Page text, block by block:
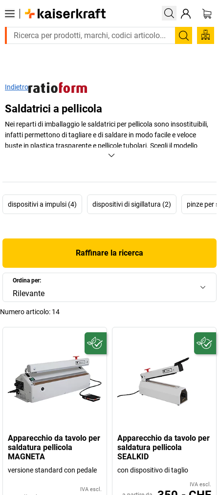
Trova
Indietro
Saldatrici a pellicola
Nei reparti di imballaggio le saldatrici per pellicola sono insostituibili,
infatti permettono di tagliare e di saldare in modo facile e veloce
buste in plastica trasparente e pellicole tubolari. Scegli il modello
dispositivi a impulsi (4) dispositivi di sigillatura (2) pinze per
Raffinare la ricerca
Ordina per:
Rilevante
Numero articolo: 14
Apparecchio da tavolo per
saldatura pellicola
MAGNETA
versione standard con pedale
IVA escl.
Apparecchio da tavolo per
saldatura pellicola
SEALKID
con dispositivo di taglio
IVA escl.